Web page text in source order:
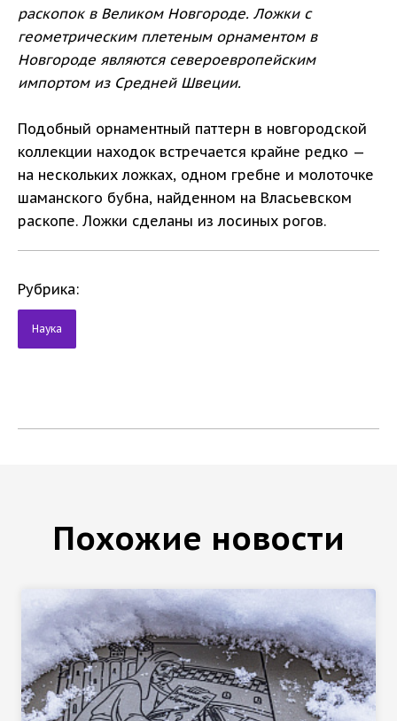
раскопок в Великом Новгороде. Ложки с
геометрическим плетеным орнаментом в
Новгороде являются североевропейским
импортом из Средней Швеции.
Подобный орнаментный паттерн в новгородской
коллекции находок встречается крайне редко —
на нескольких ложках, одном гребне и молоточке
шаманского бубна, найденном на Власьевском
раскопе. Ложки сделаны из лосиных рогов.
Рубрика:
Наука
Похожие новости